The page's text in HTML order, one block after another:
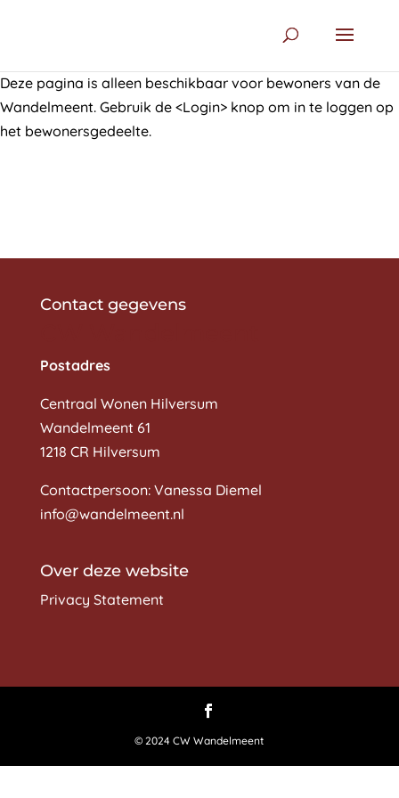
Deze pagina is alleen beschikbaar voor bewoners van de
Wandelmeent. Gebruik de <Login> knop om in te loggen op
het bewonersgedeelte.
Contact gegevens
Postadres
Centraal Wonen Hilversum
Wandelmeent 61
1218 CR Hilversum
Contactpersoon: Vanessa Diemel
info@wandelmeent.nl
Over deze website
Privacy Statement
© 2024 CW Wandelmeent